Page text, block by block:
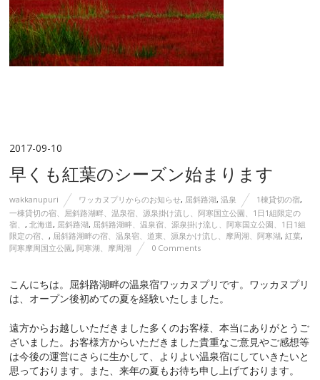
2017-09-10
早くも紅葉のシーズン始まります
wakkanupuri ワッカヌプリからのお知らせ, 屈斜路湖,温泉 1棟貸切の宿,
一棟貸切の宿、屈斜路湖畔、温泉宿、源泉掛け流し、阿寒国立公園、1日1組限定の
宿、,北海道, 屈斜路湖, 屈斜路湖畔、温泉宿、源泉掛け流し、阿寒国立公園、1日1組
限定の宿、, 屈斜路湖畔の宿、温泉宿、道東、源泉かけ流し、摩周湖、阿寒湖,紅葉,
阿寒摩周国立公園,阿寒湖、摩周湖 0 Comments
こんにちは。屈斜路湖畔の温泉宿ワッカヌプリです。ワッカヌプリ
は、オープン後初めての夏を経験いたしました。
遠方からお越しいただきました多くのお客様、本当にありがとうご
ざいました。お客様方からいただきました貴重なご意見やご感想等
は今後の運営にさらに生かして、よりよい温泉宿にしていきたいと
思っております。また、来年の夏もお待ち申し上げております。